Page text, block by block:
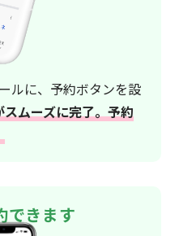
ルに、予約ボタンを設
ムーズに完了。予約
できます